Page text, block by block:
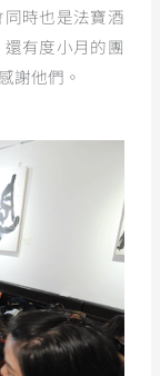
時也是法寶酒
有度小月的團
謝他們。